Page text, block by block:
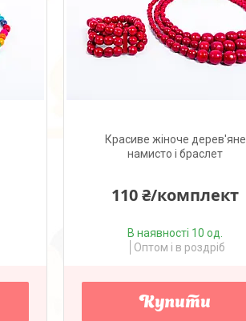
Красиве жіноче дерев'яне
намисто і браслет
110 ₴/комплект
В наявності 10 од.
Оптом і в роздріб
Купити